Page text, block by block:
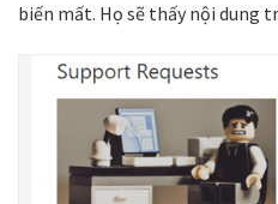
biến mất. Họ sẽ thấy nội dung